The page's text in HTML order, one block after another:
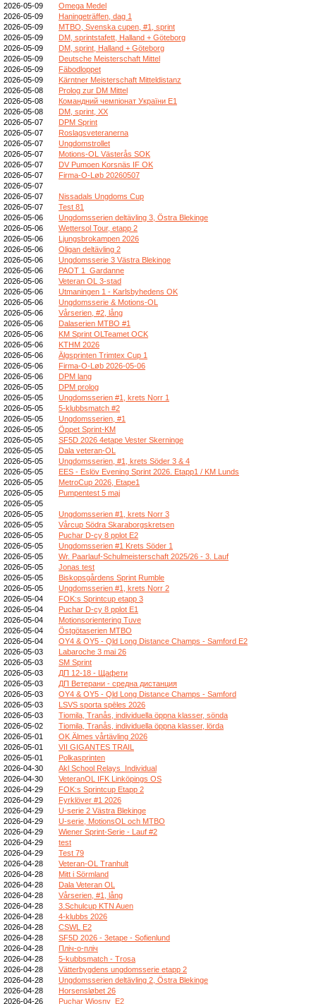
2026-05-09
Omega Medel
2026-05-09
Haningeträffen, dag 1
2026-05-09
MTBO, Svenska cupen, #1, sprint
2026-05-09
DM, sprintstafett, Halland + Göteborg
2026-05-09
DM, sprint, Halland + Göteborg
2026-05-09
Deutsche Meisterschaft Mittel
2026-05-09
Fäbodloppet
2026-05-09
Kärntner Meisterschaft Mitteldistanz
2026-05-08
Prolog zur DM Mittel
2026-05-08
Командний чемпіонат України E1
2026-05-08
DM, sprint, XX
2026-05-07
DPM Sprint
2026-05-07
Roslagsveteranerna
2026-05-07
Ungdomstrollet
2026-05-07
Motions-OL Västerås SOK
2026-05-07
DV Pumoen Korsnäs IF OK
2026-05-07
Firma-O-Løb 20260507
2026-05-07
2026-05-07
Nissadals Ungdoms Cup
2026-05-07
Test 81
2026-05-06
Ungdomsserien deltävling 3, Östra Blekinge
2026-05-06
Wettersol Tour, etapp 2
2026-05-06
Ljungsbrokampen 2026
2026-05-06
Oligan deltävling 2
2026-05-06
Ungdomsserie 3 Västra Blekinge
2026-05-06
PAOT 1_Gardanne
2026-05-06
Veteran OL 3-stad
2026-05-06
Utmaningen 1 - Karlsbyhedens OK
2026-05-06
Ungdomsserie & Motions-OL
2026-05-06
Vårserien, #2, lång
2026-05-06
Dalaserien MTBO #1
2026-05-06
KM Sprint OLTeamet OCK
2026-05-06
KTHM 2026
2026-05-06
Älgsprinten Trimtex Cup 1
2026-05-06
Firma-O-Løb 2026-05-06
2026-05-06
DPM lang
2026-05-05
DPM prolog
2026-05-05
Ungdomsserien #1, krets Norr 1
2026-05-05
5-klubbsmatch #2
2026-05-05
Ungdomsserien, #1
2026-05-05
Öppet Sprint-KM
2026-05-05
SF5D 2026 4etape Vester Skerninge
2026-05-05
Dala veteran-OL
2026-05-05
Ungdomsserien, #1, krets Söder 3 & 4
2026-05-05
EES - Eslöv Evening Sprint 2026. Etapp1 / KM Lunds
2026-05-05
MetroCup 2026, Etape1
2026-05-05
Pumpentest 5 maj
2026-05-05
2026-05-05
Ungdomsserien #1, krets Norr 3
2026-05-05
Vårcup Södra Skaraborgskretsen
2026-05-05
Puchar D-cy 8 pplot E2
2026-05-05
Ungdomsserien #1 Krets Söder 1
2026-05-05
Wr. Paarlauf-Schulmeisterschaft 2025/26 - 3. Lauf
2026-05-05
Jonas test
2026-05-05
Biskopsgårdens Sprint Rumble
2026-05-05
Ungdomsserien #1, krets Norr 2
2026-05-04
FOK:s Sprintcup etapp 3
2026-05-04
Puchar D-cy 8 pplot E1
2026-05-04
Motionsorientering Tuve
2026-05-04
Östgötaserien MTBO
2026-05-04
OY4 & OY5 - Qld Long Distance Champs - Samford E2
2026-05-03
Labaroche 3 mai 26
2026-05-03
SM Sprint
2026-05-03
ДП 12-18 - Щафети
2026-05-03
ДП Ветерани - средна дистанция
2026-05-03
OY4 & OY5 - Qld Long Distance Champs - Samford
2026-05-03
LSVS sporta spēles 2026
2026-05-03
Tiomila, Tranås, individuella öppna klasser, sönda
2026-05-02
Tiomila, Tranås, individuella öppna klasser, lörda
2026-05-01
OK Älmes vårtävling 2026
2026-05-01
VII GIGANTES TRAIL
2026-05-01
Polkasprinten
2026-04-30
Akl School Relays_Individual
2026-04-30
VeteranOL IFK Linköpings OS
2026-04-29
FOK:s Sprintcup Etapp 2
2026-04-29
Fyrklöver #1 2026
2026-04-29
U-serie 2 Västra Blekinge
2026-04-29
U-serie, MotionsOL och MTBO
2026-04-29
Wiener Sprint-Serie - Lauf #2
2026-04-29
test
2026-04-29
Test 79
2026-04-28
Veteran-OL Tranhult
2026-04-28
Mitt i Sörmland
2026-04-28
Dala Veteran OL
2026-04-28
Vårserien, #1, lång
2026-04-28
3.Schulcup KTN Auen
2026-04-28
4-klubbs 2026
2026-04-28
CSWL E2
2026-04-28
SF5D 2026 - 3etape - Sofienlund
2026-04-28
Пліч-о-пліч
2026-04-28
5-kubbsmatch - Trosa
2026-04-28
Vätterbygdens ungdomsserie etapp 2
2026-04-28
Ungdomsserien deltävling 2, Östra Blekinge
2026-04-28
Horsensløbet 26
2026-04-26
Puchar Wiosny_E2